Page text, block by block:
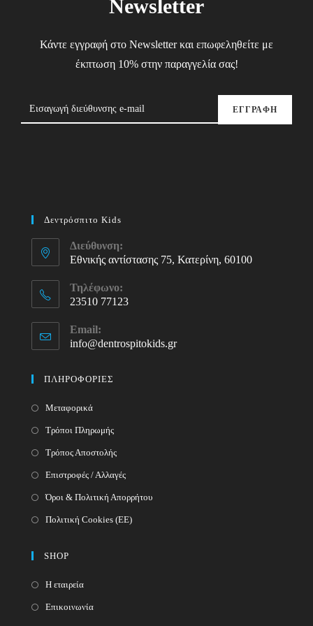
Newsletter
Κάντε εγγραφή στο Newsletter και επωφεληθείτε με
έκπτωση 10% στην παραγγελία σας!
ΕΓΓΡΑΦΗ
Δεντρόσπιτο Kids
Διεύθυνση:
Εθνικής αντίστασης 75, Κατερίνη, 60100
Τηλέφωνο:
23510 77123
in
Email:
info@dentrospitokids.grOpens
ΠΛΗΡΟΦΟΡΙΕΣ
Μεταφορικά
Τρόποι Πληρωμής
Τρόπος Αποστολής
Επιστροφές / Αλλαγές
Όροι & Πολιτική Απορρήτου
Πολιτική Cookies (ΕΕ)
SHOP
Η εταιρεία
Επικοινωνία